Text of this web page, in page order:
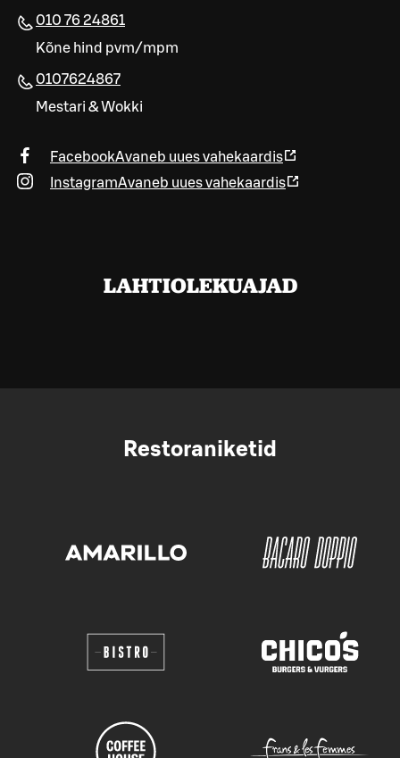
010 76 24861
Kõne hind pvm/mpm
0107624867
Mestari & Wokki
FacebookAvaneb uues vahekaardis
InstagramAvaneb uues vahekaardis
LAHTIOLEKUAJAD
Restoraniketid